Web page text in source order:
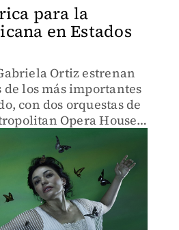
para la
en Estados
Ortiz estrenan
de los más importantes
con dos orquestas de
Opera House
Los Ángeles,
Dudamel.